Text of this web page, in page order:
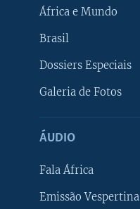
África e Mundo
Brasil
Dossiers Especiais
Galeria de Fotos
ÁUDIO
Fala África
Emissão Vespertina